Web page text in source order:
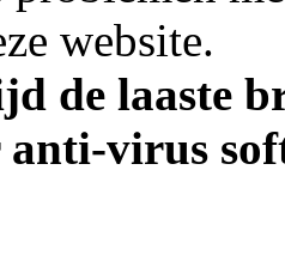
website.
de laaste
anti-virus